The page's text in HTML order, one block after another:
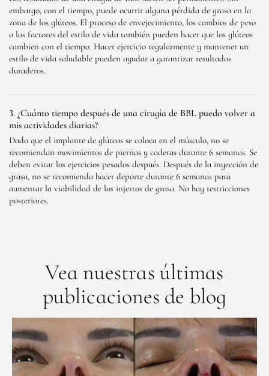
embargo, con el tiempo, puede ocurrir alguna pérdida de grasa en la
zona de los glúteos. El proceso de envejecimiento, los cambios de peso
o los factores del estilo de vida también pueden hacer que los glúteos
cambien con el tiempo. Hacer ejercicio regularmente y mantener un
estilo de vida saludable pueden ayudar a garantizar resultados
duraderos.
3. ¿Cuánto tiempo después de una cirugía de BBL puedo volver a
mis actividades diarias?
Dado que el implante de glúteos se coloca en el músculo, no se
recomiendan movimientos de piernas y caderas durante 6 semanas. Se
deben evitar los ejercicios pesados ​​después. Después de la inyección de
grasa, no se recomienda hacer deporte durante 6 semanas para
aumentar la viabilidad de los injertos de grasa. No hay restricciones
posteriores.
Vea nuestras últimas
publicaciones de blog